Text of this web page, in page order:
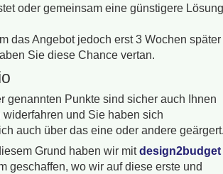
oder gemeinsam eine günstigere Lösung
das Angebot jedoch erst 3 Wochen später
Sie diese Chance vertan.
genannten Punkte sind sicher auch Ihnen
widerfahren und Sie haben sich
auch über das eine oder andere
Grund haben wir mitdesign2budget
geschaffen, wo wir auf diese erste und